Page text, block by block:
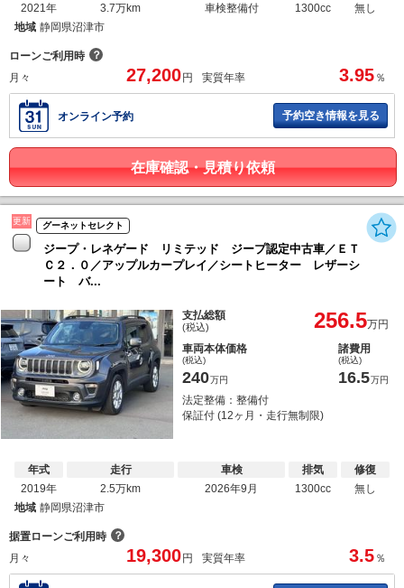
2021年
3.7万km
車検整備付
1300cc
無し
地域 静岡県沼津市
ローンご利用時 ？
月々
27,200円 実質年率 3.95 ％
オンライン予約 予約空き情報を見る
在庫確認・見積り依頼
更新 グーネットセレクト
ジープ・レネゲード リミテッド ジープ認定中古車／ＥＴ
Ｃ２．０／アップルカープレイ／シートヒーター レザーシ
ート バ...
支払総額
(税込) 256.5万円
車両本体価格
(税込)
240万円
諸費用
(税込)
16.5万円
法定整備：整備付
保証付 (12ヶ月・走行無制限)
年式
2019年
走行
2.5万km
車検
2026年9月
排気
1300cc
修復
無し
地域 静岡県沼津市
据置ローンご利用時 ？
月々
19,300円 実質年率 3.5 ％